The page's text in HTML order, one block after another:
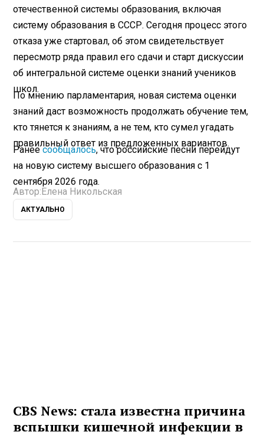
отечественной системы образования, включая
систему образования в СССР. Сегодня процесс этого
отказа уже стартовал, об этом свидетельствует
пересмотр ряда правил его сдачи и старт дискуссии
об интегральной системе оценки знаний учеников
школ.
По мнению парламентария, новая система оценки
знаний даст возможность продолжать обучение тем,
кто тянется к знаниям, а не тем, кто сумел угадать
правильный ответ из предложенных вариантов.
Ранеесообщалось, что российские песни перейдут
на новую систему высшего образования с 1
сентября 2026 года.
Автор: Елена Никольская
АКТУАЛЬНО
CBS News: стала известна причина
вспышки кишечной инфекции в